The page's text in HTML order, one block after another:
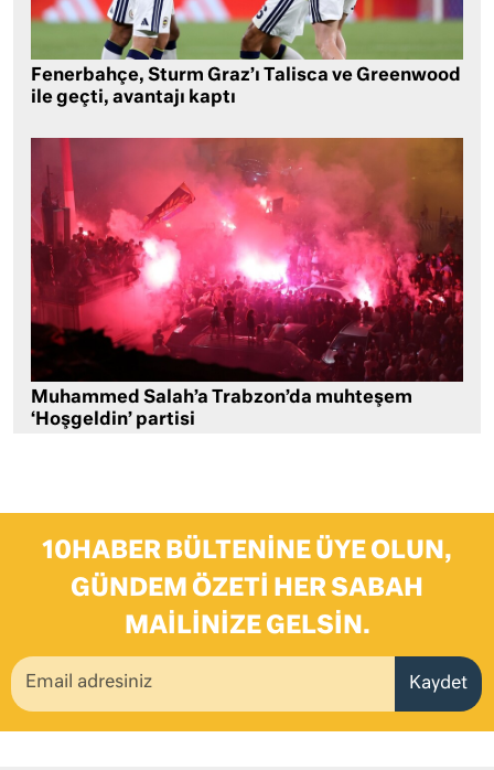
Fenerbahçe, Sturm Graz’ı Talisca ve Greenwood
ile geçti, avantajı kaptı
Muhammed Salah’a Trabzon’da muhteşem
‘Hoşgeldin’ partisi
10HABER BÜLTENINE ÜYE OLUN,
GÜNDEM ÖZETI HER SABAH
MAILINIZE GELSIN.
Kaydet